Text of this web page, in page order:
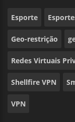
Esporte
Geo-restrição
Redes Virtuais
Shellfire VPN
VPN